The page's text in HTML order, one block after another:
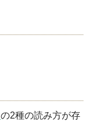
の2種の読み方が存